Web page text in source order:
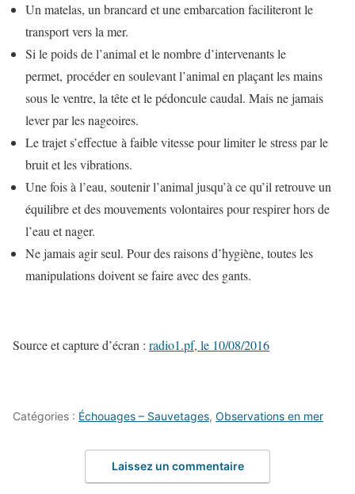
Un matelas, un brancard et une embarcation faciliteront le
transport vers la mer.
Si le poids de l’animal et le nombre d’intervenants le
permet, procéder en soulevant l’animal en plaçant les mains
sous le ventre, la tête et le pédoncule caudal. Mais ne jamais
lever par les nageoires.
Le trajet s’effectue à faible vitesse pour limiter le stress par le
bruit et les vibrations.
Une fois à l’eau, soutenir l’animal jusqu’à ce qu’il retrouve un
équilibre et des mouvements volontaires pour respirer hors de
l’eau et nager.
Ne jamais agir seul. Pour des raisons d’hygiène, toutes les
manipulations doivent se faire avec des gants.
Source et capture d’écran : radio1.pf, le 10/08/2016
Catégories : Échouages – Sauvetages, Observations en mer
Laissez un commentaire